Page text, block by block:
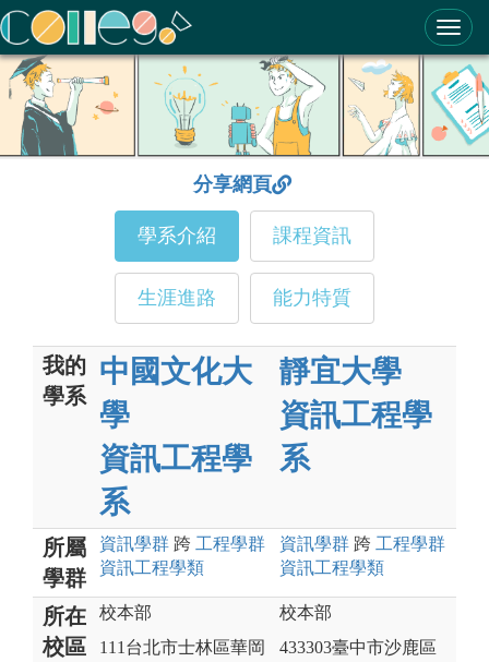
ColleGo! 大學選才與高中育才輔助系統
分享網頁
學系介紹 課程資訊
生涯進路 能力特質
我的
學系
中國文化大
學
資訊工程學
系
靜宜大學
資訊工程學
系
所屬
學群
資訊學群 跨 工程學群
資訊工程學類
資訊學群 跨 工程學群
資訊工程學類
所在
校區
校本部
111台北市士林區華岡
校本部
433303臺中市沙鹿區